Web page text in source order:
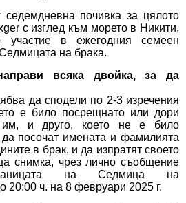
седемдневна почивка за цялото
с изглед към морето в Никити,
участие в ежегодния семеен
на брака.
всяка двойка, за да
да сподели по 2-3 изречения
е било посрещнато или дори
им, и друго, което не е било
посочат имената и фамилията
в брак, и да изпратят своето
снимка, чрез лично съобщение
на Седмица на
20:00 ч. на 8 февруари 2025 г.